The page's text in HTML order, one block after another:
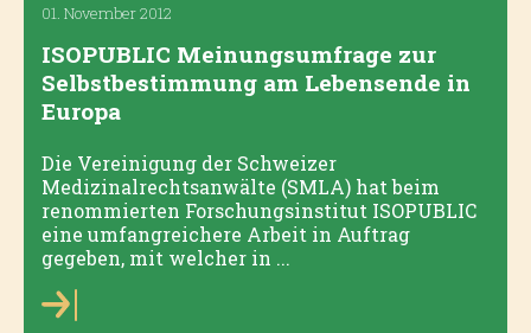
01. November 2012
ISOPUBLIC Meinungsumfrage zur
Selbstbestimmung am Lebensende in
Europa
Die Vereinigung der Schweizer
Medizinalrechtsanwälte (SMLA) hat beim
renommierten Forschungsinstitut ISOPUBLIC
eine umfangreichere Arbeit in Auftrag
gegeben, mit welcher in ...